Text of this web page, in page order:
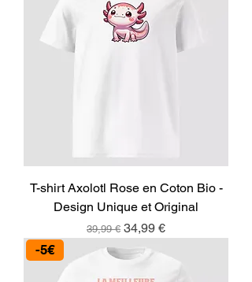
T-shirt Axolotl Rose en Coton Bio -
Design Unique et Original
Prix original
39,99 € Prix promotionnel
34,99 €
-5€